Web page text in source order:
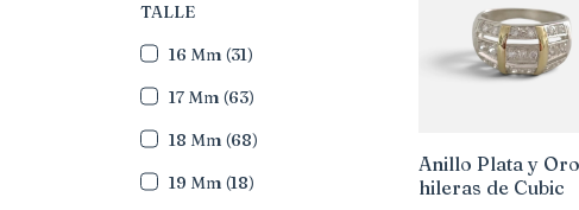
TALLE
16 Mm (31)
17 Mm (63)
18 Mm (68)
19 Mm (18)
Anillo Plata y
hileras de Cubic